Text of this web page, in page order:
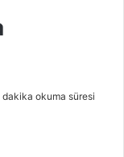
dakika okuma süresi